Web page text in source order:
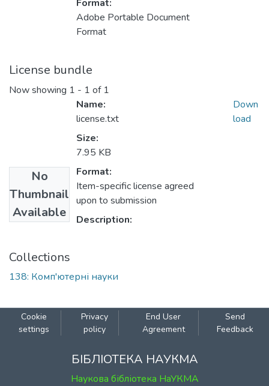
Format:
Adobe Portable Document
Format
License bundle
Now showing 1 - 1 of 1
No
Thumbnail
Available
Name:
license.txt
Size:
7.95 KB
Format:
Item-specific license agreed
upon to submission
Description:
Down
load
Collections
138: Комп'ютерні науки
Cookie
settings
Privacy
policy
End User
Agreement
Send
Feedback
БІБЛІОТЕКА НАУКМА
Наукова бібліотека НаУКМА